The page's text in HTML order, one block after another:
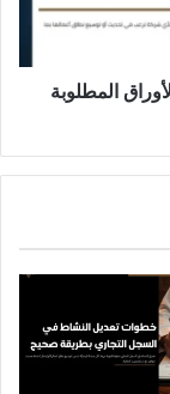
المطلوبة